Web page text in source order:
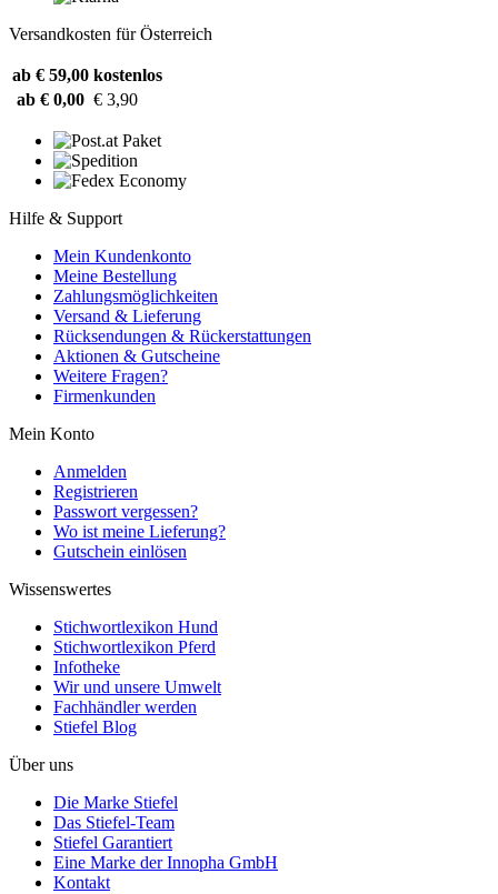
Versandkosten für Österreich
ab € 59,00 kostenlos
ab € 0,00 € 3,90
Hilfe & Support
Mein Kundenkonto
Meine Bestellung
Zahlungsmöglichkeiten
Versand & Lieferung
Rücksendungen & Rückerstattungen
Aktionen & Gutscheine
Weitere Fragen?
Firmenkunden
Mein Konto
Anmelden
Registrieren
Passwort vergessen?
Wo ist meine Lieferung?
Gutschein einlösen
Wissenswertes
Stichwortlexikon Hund
Stichwortlexikon Pferd
Infotheke
Wir und unsere Umwelt
Fachhändler werden
Stiefel Blog
Über uns
Die Marke Stiefel
Das Stiefel-Team
Stiefel Garantiert
Eine Marke der Innopha GmbH
Kontakt